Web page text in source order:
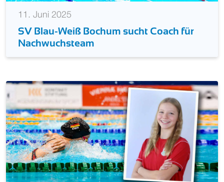
11. Juni 2025
SV Blau-Weiß Bochum sucht Coach für
Nachwuchsteam